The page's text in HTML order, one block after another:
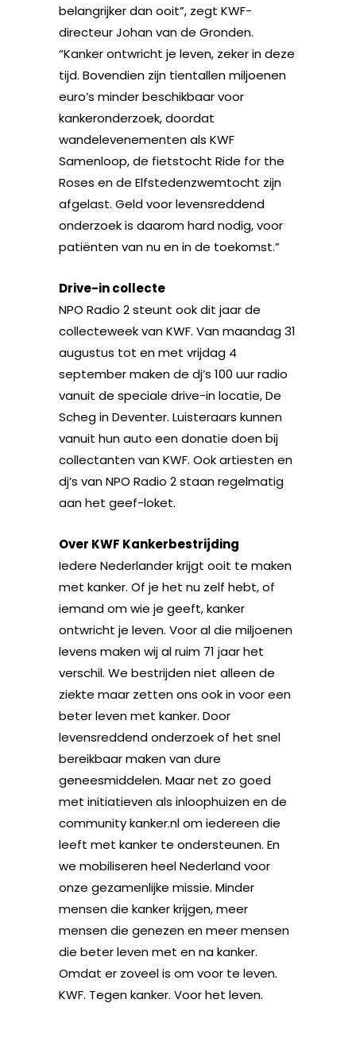
belangrijker dan ooit”, zegt KWF-
directeur Johan van de Gronden.
“Kanker ontwricht je leven, zeker in deze
tijd. Bovendien zijn tientallen miljoenen
euro’s minder beschikbaar voor
kankeronderzoek, doordat
wandelevenementen als KWF
Samenloop, de fietstocht Ride for the
Roses en de Elfstedenzwemtocht zijn
afgelast. Geld voor levensreddend
onderzoek is daarom hard nodig, voor
patiënten van nu en in de toekomst.”
Drive-in collecte
NPO Radio 2 steunt ook dit jaar de
collecteweek van KWF. Van maandag 31
augustus tot en met vrijdag 4
september maken de dj’s 100 uur radio
vanuit de speciale drive-in locatie, De
Scheg in Deventer. Luisteraars kunnen
vanuit hun auto een donatie doen bij
collectanten van KWF. Ook artiesten en
dj’s van NPO Radio 2 staan regelmatig
aan het geef-loket.
Over KWF Kankerbestrijding
Iedere Nederlander krijgt ooit te maken
met kanker. Of je het nu zelf hebt, of
iemand om wie je geeft, kanker
ontwricht je leven. Voor al die miljoenen
levens maken wij al ruim 71 jaar het
verschil. We bestrijden niet alleen de
ziekte maar zetten ons ook in voor een
beter leven met kanker. Door
levensreddend onderzoek of het snel
bereikbaar maken van dure
geneesmiddelen. Maar net zo goed
met initiatieven als inloophuizen en de
community kanker.nl om iedereen die
leeft met kanker te ondersteunen. En
we mobiliseren heel Nederland voor
onze gezamenlijke missie. Minder
mensen die kanker krijgen, meer
mensen die genezen en meer mensen
die beter leven met en na kanker.
Omdat er zoveel is om voor te leven.
KWF. Tegen kanker. Voor het leven.